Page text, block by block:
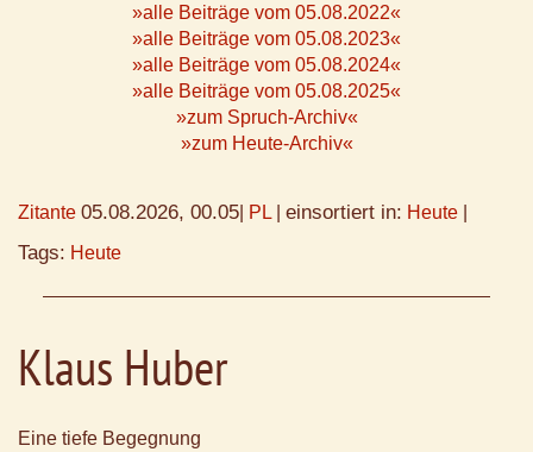
»alle Beiträge vom 05.08.2022«
»alle Beiträge vom 05.08.2023«
»alle Beiträge vom 05.08.2024«
»alle Beiträge vom 05.08.2025«
»zum Spruch-Archiv«
»zum Heute-Archiv«
Zitante 05.08.2026, 00.05 PL einsortiert in: Heute
Tags: Heute
Klaus Huber
Eine tiefe Begegnung